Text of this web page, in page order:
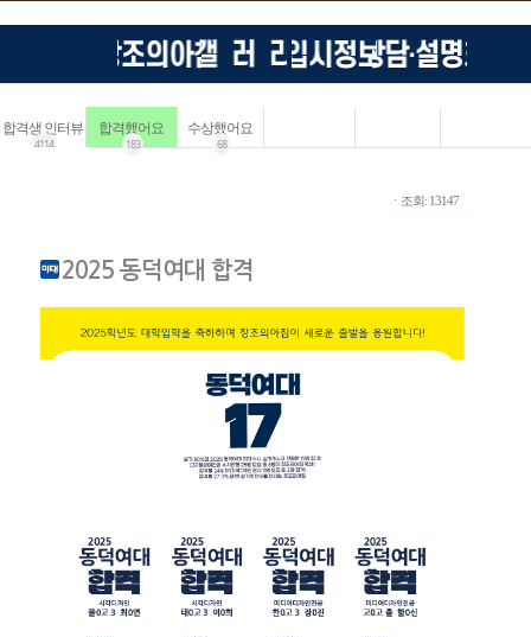
합격생 인터뷰
4114
합격했어요
183
수상했어요
68
ㆍ조회: 13147
2025 동덕여대 합격